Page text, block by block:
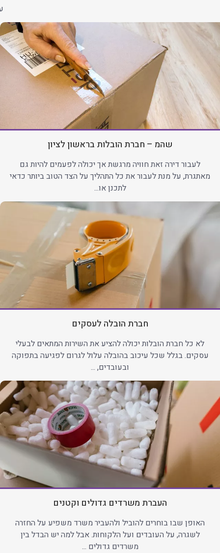
שהמ – חברת הובלות בראשון לציון
לעבור דירה זאת חוויה מרגשת אך יכולה לפעמים להיות גם
מאתגרת, על מנת לעבור את כל התהליך על הצד הטוב ביותר כדאי
לתכנן או...
חברת הובלה לעסקים
לא כל חברת הובלות יכולה להציע את השירות המתאים לבעלי
עסקים. בגלל שכל עיכוב בהובלה עלול לגרום לפגיעה בתפוקה
ובעובדים, ...
העברת משרדים גדולים וקטנים
האופן שבו בוחרים להוביל ולהעביר משרד משפיע על החזרה
לשגרה, על העובדים ועל הלקוחות. אבל למה יש הבדל בין
משרדים גדולים ...